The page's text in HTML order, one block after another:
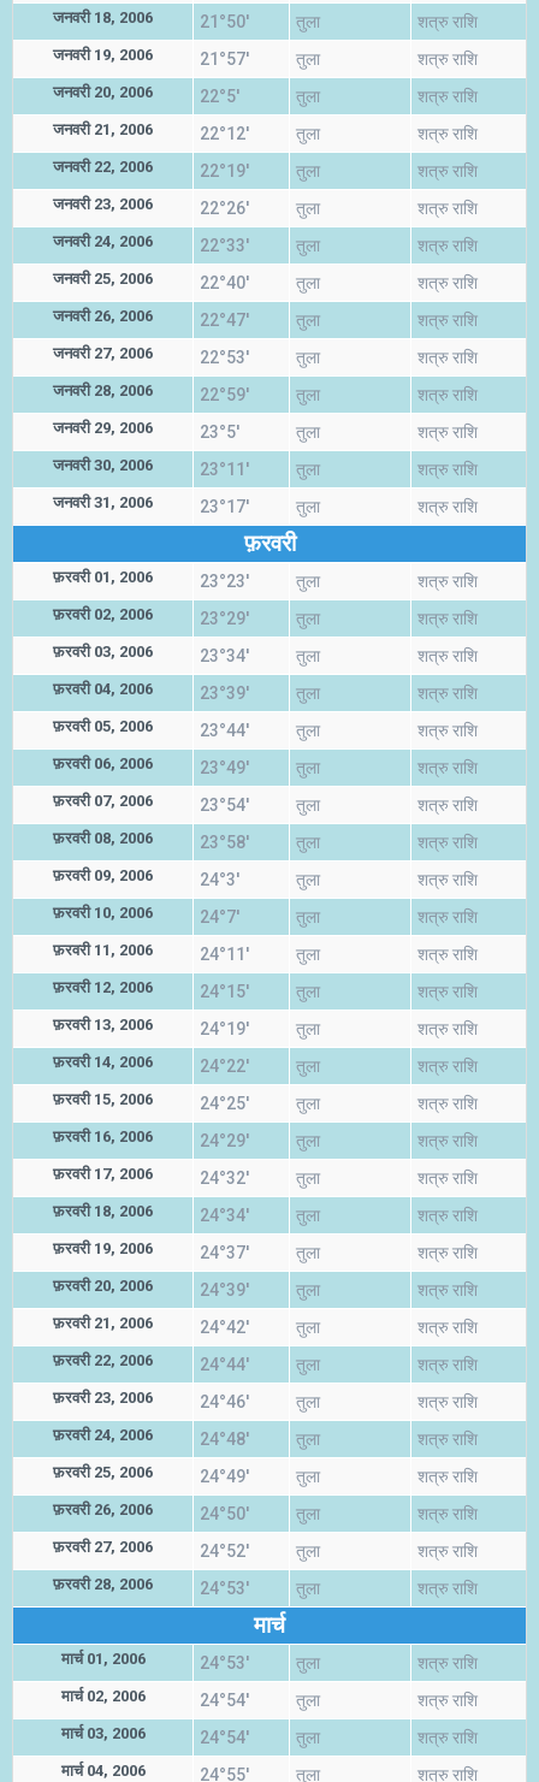
जनवरी 18, 2006 21°50' तुला शत्रु राशि
जनवरी 19, 2006 21°57' तुला शत्रु राशि
जनवरी 20, 2006 22°5' तुला शत्रु राशि
जनवरी 21, 2006 22°12' तुला शत्रु राशि
जनवरी 22, 2006 22°19' तुला शत्रु राशि
जनवरी 23, 2006 22°26' तुला शत्रु राशि
जनवरी 24, 2006 22°33' तुला शत्रु राशि
जनवरी 25, 2006 22°40' तुला शत्रु राशि
जनवरी 26, 2006 22°47' तुला शत्रु राशि
जनवरी 27, 2006 22°53' तुला शत्रु राशि
जनवरी 28, 2006 22°59' तुला शत्रु राशि
जनवरी 29, 2006 23°5' तुला शत्रु राशि
जनवरी 30, 2006 23°11' तुला शत्रु राशि
जनवरी 31, 2006 23°17' तुला शत्रु राशि
फ़रवरी
फ़रवरी 01, 2006 23°23' तुला शत्रु राशि
फ़रवरी 02, 2006 23°29' तुला शत्रु राशि
फ़रवरी 03, 2006 23°34' तुला शत्रु राशि
फ़रवरी 04, 2006 23°39' तुला शत्रु राशि
फ़रवरी 05, 2006 23°44' तुला शत्रु राशि
फ़रवरी 06, 2006 23°49' तुला शत्रु राशि
फ़रवरी 07, 2006 23°54' तुला शत्रु राशि
फ़रवरी 08, 2006 23°58' तुला शत्रु राशि
फ़रवरी 09, 2006 24°3' तुला शत्रु राशि
फ़रवरी 10, 2006 24°7' तुला शत्रु राशि
फ़रवरी 11, 2006 24°11' तुला शत्रु राशि
फ़रवरी 12, 2006 24°15' तुला शत्रु राशि
फ़रवरी 13, 2006 24°19' तुला शत्रु राशि
फ़रवरी 14, 2006 24°22' तुला शत्रु राशि
फ़रवरी 15, 2006 24°25' तुला शत्रु राशि
फ़रवरी 16, 2006 24°29' तुला शत्रु राशि
फ़रवरी 17, 2006 24°32' तुला शत्रु राशि
फ़रवरी 18, 2006 24°34' तुला शत्रु राशि
फ़रवरी 19, 2006 24°37' तुला शत्रु राशि
फ़रवरी 20, 2006 24°39' तुला शत्रु राशि
फ़रवरी 21, 2006 24°42' तुला शत्रु राशि
फ़रवरी 22, 2006 24°44' तुला शत्रु राशि
फ़रवरी 23, 2006 24°46' तुला शत्रु राशि
फ़रवरी 24, 2006 24°48' तुला शत्रु राशि
फ़रवरी 25, 2006 24°49' तुला शत्रु राशि
फ़रवरी 26, 2006 24°50' तुला शत्रु राशि
फ़रवरी 27, 2006 24°52' तुला शत्रु राशि
फ़रवरी 28, 2006 24°53' तुला शत्रु राशि
मार्च
मार्च 01, 2006 24°53' तुला शत्रु राशि
मार्च 02, 2006 24°54' तुला शत्रु राशि
मार्च 03, 2006 24°54' तुला शत्रु राशि
मार्च 04, 2006 24°55' तुला शत्रु राशि